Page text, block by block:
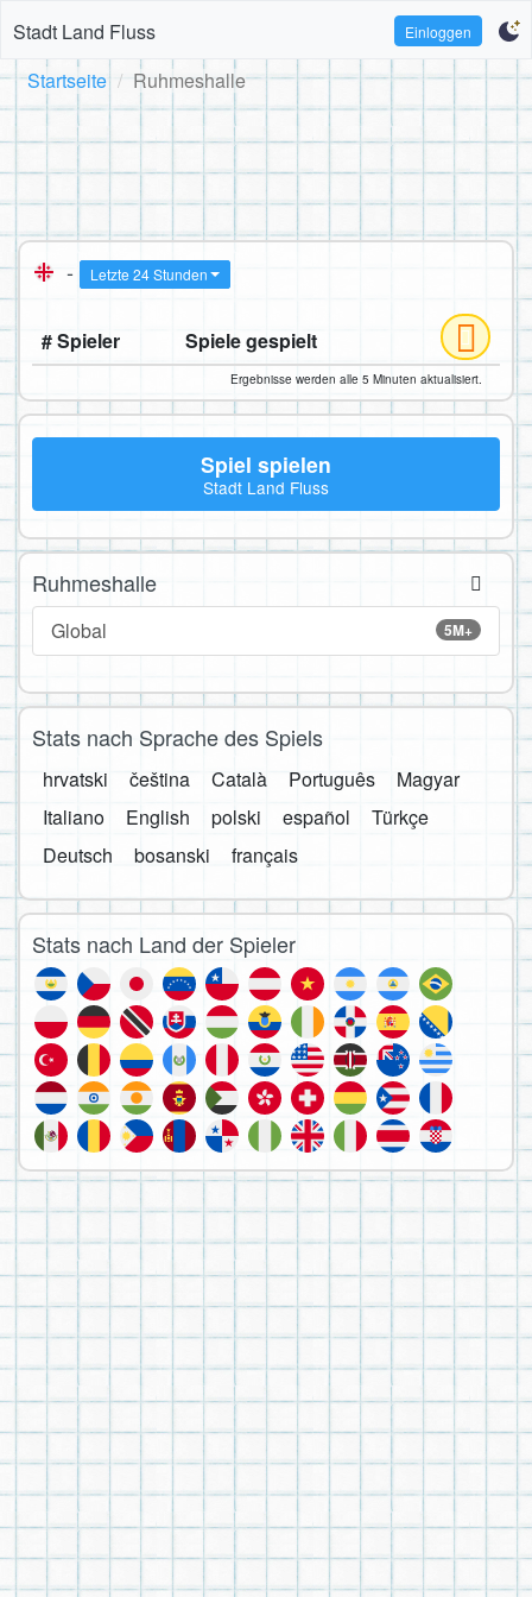
Stadt Land Fluss Einloggen
Startseite Ruhmeshalle
- Letzte 24 Stunden
# Spieler Spiele gespielt
Ergebnisse werden alle 5 Minuten aktualisiert.
Spiel spielen
Stadt Land Fluss
Ruhmeshalle
5M+
Global
Stats nach Sprache des Spiels
hrvatski čeština Català Português
Magyar
Italiano
English polski español
Türkçe
Deutsch
bosanski français
Stats nach Land der Spieler